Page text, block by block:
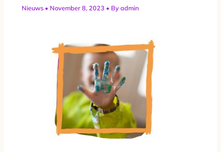
Nieuws • November 8, 2023 • Byadmin